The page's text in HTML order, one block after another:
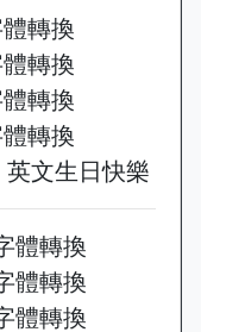
轉換
轉換
轉換
轉換
英文生日快樂
體轉換
體轉換
體轉換